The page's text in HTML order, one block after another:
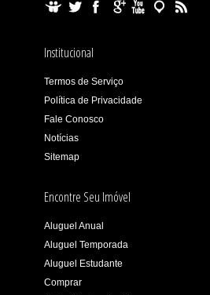
Institucional
Termos de Serviço
Política de Privacidade
Fale Conosco
Notícias
Sitemap
Encontre Seu Imóvel
Aluguel Anual
Aluguel Temporada
Aluguel Estudante
Comprar